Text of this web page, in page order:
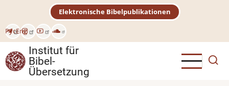
Inhalt
РусEng
Elektronische Bibelpublikationen
Institut für
Bibel-
Übersetzung